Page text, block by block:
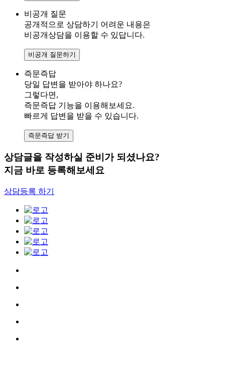
비공개 질문
공개적으로 상담하기 어려운 내용은
비공개상담을 이용할 수 있답니다.
비공개 질문하기
즉문즉답
당일 답변을 받아야 하나요?
그렇다면,
즉문즉답 기능을 이용해보세요.
빠르게 답변을 받을 수 있습니다.
즉문즉답 받기
상담글을 작성하실 준비가 되셨나요?
지금 바로 등록해보세요
상담등록 하기